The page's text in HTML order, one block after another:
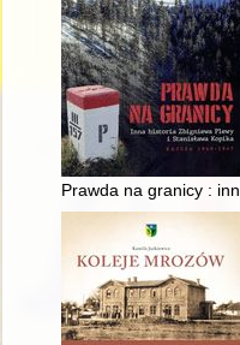
Prawda na granicy :